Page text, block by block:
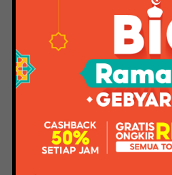
Ada perbedaan tekstur krim
lama dengan yang baru.
gading, dan night creamnya
krim lama melembutkan
kencang. Sedangkan tekstur
yang baru lebih creamy.
mengaplikasikannya secara
Untuk wanginya, face gelnya